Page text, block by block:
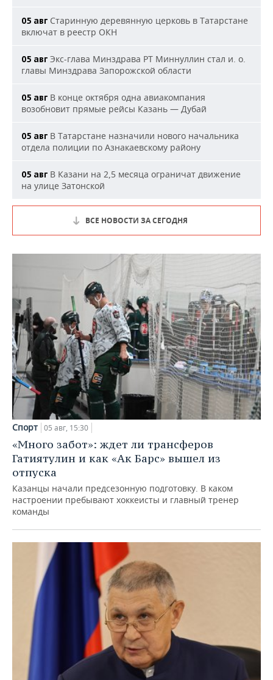
05 авг Старинную деревянную церковь в Татарстане
включат в реестр ОКН
05 авг Экс-глава Минздрава РТ Миннуллин стал и. о.
главы Минздрава Запорожской области
05 авг В конце октября одна авиакомпания
возобновит прямые рейсы Казань — Дубай
05 авг В Татарстане назначили нового начальника
отдела полиции по Азнакаевскому району
05 авг В Казани на 2,5 месяца ограничат движение
на улице Затонской
ВСЕ НОВОСТИ ЗА СЕГОДНЯ
Спорт 05 авг, 15:30
«Много забот»: ждет ли трансферов
Гатиятулин и как «Ак Барс» вышел из
отпуска
Казанцы начали предсезонную подготовку. В каком
настроении пребывают хоккеисты и главный тренер
команды